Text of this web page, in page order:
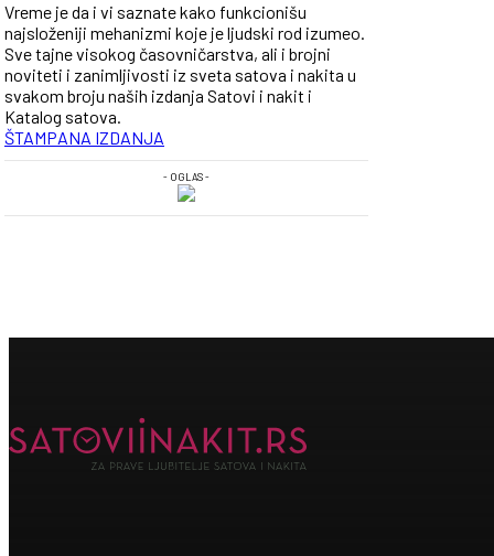
Vreme je da i vi saznate kako funkcionišu
najsloženiji mehanizmi koje je ljudski rod izumeo.
Sve tajne visokog časovničarstva, ali i brojni
noviteti i zanimljivosti iz sveta satova i nakita u
svakom broju naših izdanja Satovi i nakit i
Katalog satova.
ŠTAMPANA IZDANJA
- OGLAS -